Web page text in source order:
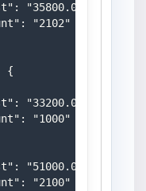
"35800.0000",
"2102"
{
"33200.0000",
"1000"
"51000.0000",
"2100"